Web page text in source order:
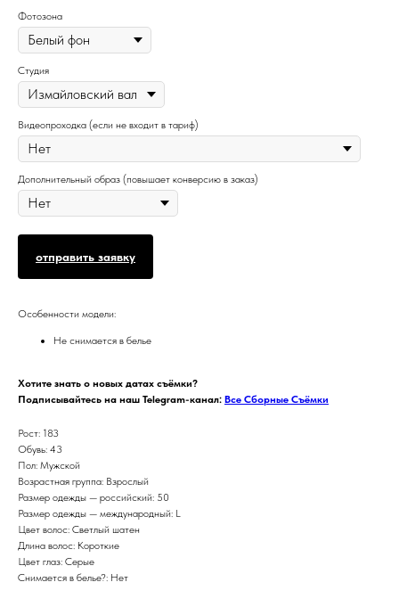
Фотозона
Студия
Видеопроходка (если не входит в тариф)
Дополнительный образ (повышает конверсию в заказ)
отправить заявку
Особенности модели:
Не снимается в белье
Хотите знать о новых датах съёмки?
Подписывайтесь на наш Telegram-канал: Все Сборные Съёмки
Рост: 183
Обувь: 43
Пол: Мужской
Возрастная группа: Взрослый
Размер одежды — российский: 50
Размер одежды — международный: L
Цвет волос: Светлый шатен
Длина волос: Короткие
Цвет глаз: Серые
Снимается в белье?: Нет